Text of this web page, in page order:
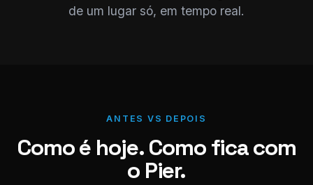
de um lugar só, em tempo real.
ANTES VS DEPOIS
Como é hoje. Como fica com
o Pier.